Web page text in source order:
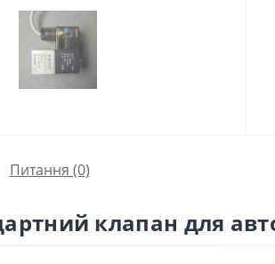
Питання (0)
клапан для